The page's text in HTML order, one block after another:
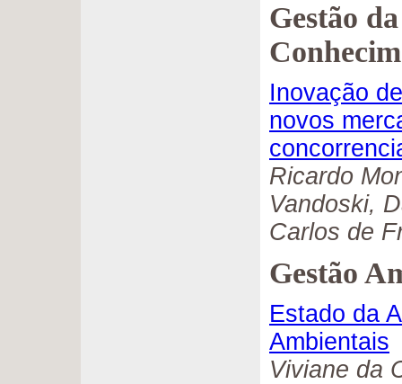
Gestão
Inovação
novos
Ricardo
Vandoski,
Carlos de
Gestão
Estado da
Ambientais
Viviane da